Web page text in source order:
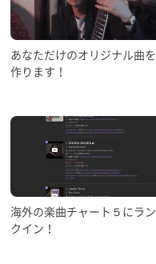
あなただけのオリジナル曲を
作ります！
海外の楽曲チャート５にラン
クイン！